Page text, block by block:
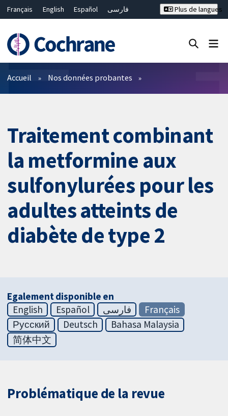
Français English Español
فارسی
Bahasa Malaysia
ไทย
繁體中文
简体中文
Plus de langues
Filtres
Accueil Nos données probantes
Traitement combinant
la metformine aux
sulfonylurées pour les
adultes atteints de
diabète de type 2
Egalement disponible en
English
Español فارسی
Français
Русский
Deutsch
Bahasa Malaysia
简体中文
Problématique de la revue